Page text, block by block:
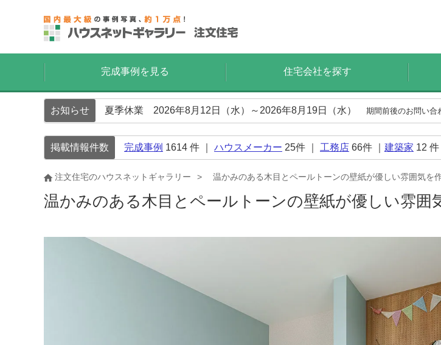
完成事例を見る 住宅会社を探す
お知らせ 夏季休業 2026年8月12日（水）～2026年8月19日（水） 期間前後のお問い合
掲載情報件数 完成事例 1614 件 ｜ ハウスメーカー 25件 ｜ 工務店 66件 ｜ 建築家 12 件
注文住宅のハウスネットギャラリー 温かみのある木目とペールトーンの壁紙が優しい雰囲気を
温かみのある木目とペールトーンの壁紙が優しい雰囲